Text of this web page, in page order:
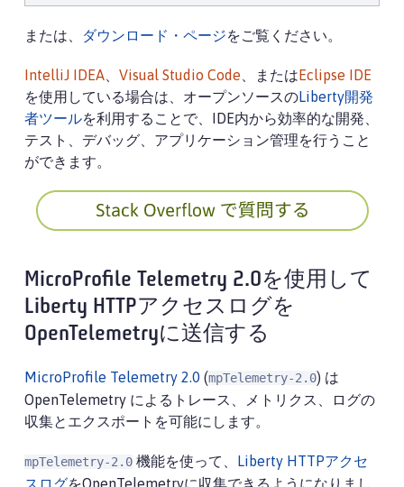
または、 ダウンロード・ページをご覧ください。
IntelliJ IDEA Visual Studio Code 、またはEclipse IDE
を使用している場合は、オープンソースのLiberty開発
者ツールを利用することで、IDE内から効率的な開発、
テスト、デバッグ、アプリケーション管理を行うこと
ができます。
MicroProfile Telemetry 2.0を使用して
Liberty HTTPアクセスログを
OpenTelemetryに送信する
MicroProfile Telemetry 2.0 (mpTelemetry-2.0) は
OpenTelemetry によるトレース、メトリクス、ログの
収集とエクスポートを可能にします。
mpTelemetry-2.0 機能を使って、 Liberty HTTPアクセ
スログをOpenTelemetryに収集できるようになりまし